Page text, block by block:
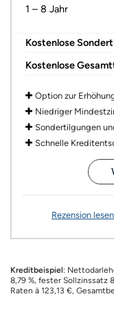
1 – 8 Jahr
Kostenlose
Kostenlose
Option zur
Niedriger
Sondertilgungen
Schnelle
Rezension lesen
Kreditbeispiel:
8,79 %, fester Sollzinssatz
Raten à 123,13 €,